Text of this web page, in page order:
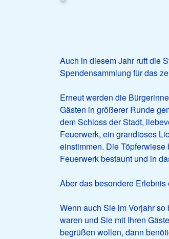
Auch in diesem Jahr ruft die
Spendensammlung für das
Erneut werden die
Gästen in größerer Runde
dem Schloss der Stadt,
Feuerwerk, ein grandioses
einstimmen. Die
Feuerwerk bestaunt und in
Aber das besondere
Wenn auch Sie im Vorjahr
waren und Sie mit Ihren
begrüßen wollen, dann